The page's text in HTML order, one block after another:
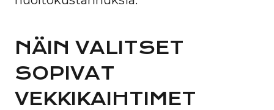
NÄIN VALITSET
SOPIVAT
VEKKIKAIHTIMET